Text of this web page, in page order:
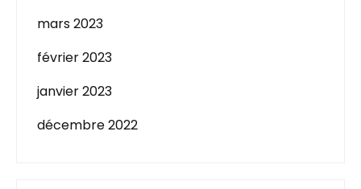
mars 2023
février 2023
janvier 2023
décembre 2022